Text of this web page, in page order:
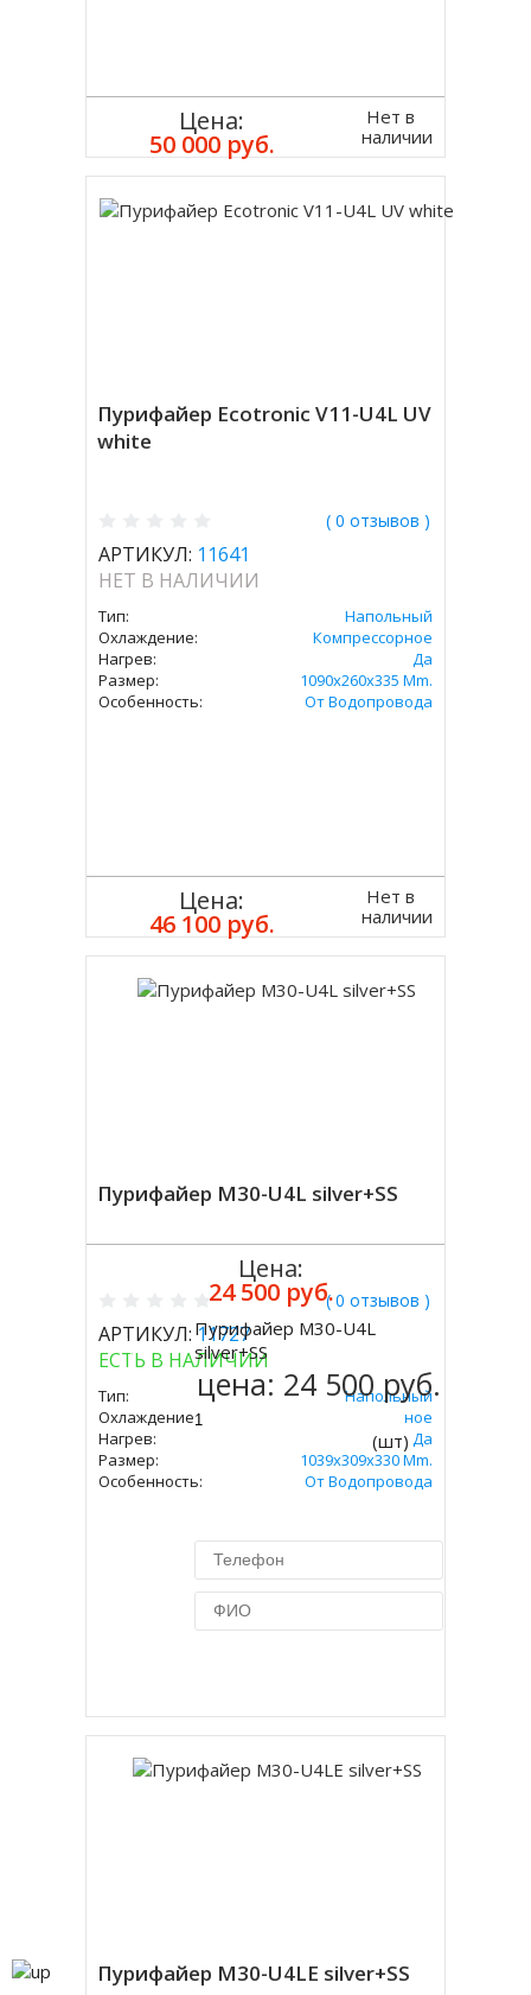
Цена:
50 000 руб.
Нет в
наличии
Пурифайер Ecotronic V11-U4L UV
white
( 0 отзывов )
АРТИКУЛ: 11641
НЕТ В НАЛИЧИИ
Тип:
Напольный
Охлаждение:
Компрессорное
Нагрев:
Да
Размер:
1090x260x335 Mm.
Особенность:
От Водопровода
Цена:
46 100 руб.
Нет в
наличии
Пурифайер M30-U4L silver+SS
( 0 отзывов )
АРТИКУЛ:11727
ЕСТЬ В НАЛИЧИИ
Тип:
Напольный
Охлаждение:
Электронное
Нагрев:
Да
Размер:
1039x309x330 Mm.
Особенность:
От Водопровода
Цена:
24 500 руб.
Купить
Пурифайер M30-U4L
silver+SS
цена: 24 500 руб.
(шт)
Пурифайер M30-U4LE silver+SS